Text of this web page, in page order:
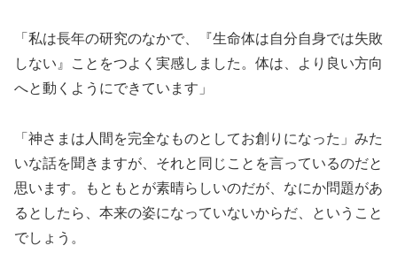
「私は長年の研究のなかで、『生命体は自分自身では失敗
しない』ことをつよく実感しました。体は、より良い方向
へと動くようにできています」
「神さまは人間を完全なものとしてお創りになった」みた
いな話を聞きますが、それと同じことを言っているのだと
思います。もともとが素晴らしいのだが、なにか問題があ
るとしたら、本来の姿になっていないからだ、ということ
でしょう。